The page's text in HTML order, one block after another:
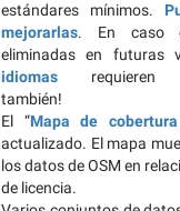
estándares mínimos.
mejorarlas. En caso
eliminadas en futuras
idiomas requieren
también!
El “Mapa de
actualizado. El mapa
los datos de OSM en
de licencia.